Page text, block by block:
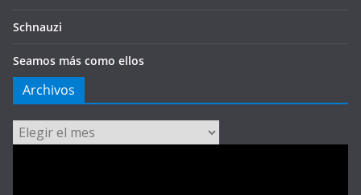
Schnauzi
Seamos más como ellos
Archivos
Archivos